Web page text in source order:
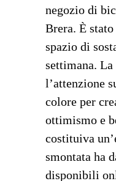
negozio di
Brera. È
spazio di
settimana. La
l’attenzione
colore per
ottimismo e
costituiva
smontata ha
disponibili